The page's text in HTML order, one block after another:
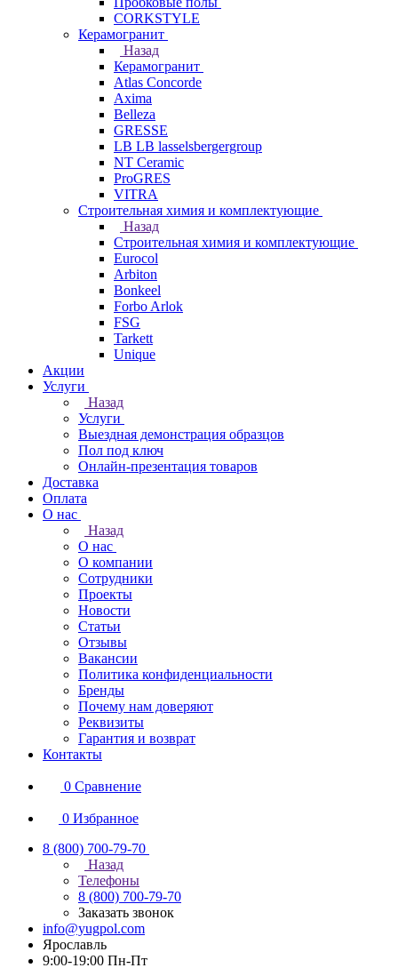
CORKSTYLE
Керамогранит
Назад
Керамогранит
Atlas Concorde
Axima
Belleza
GRESSE
LB LB lasselsbergergroup
NT Ceramic
ProGRES
VITRA
Строительная химия и комплектующие
Назад
Строительная химия и комплектующие
Eurocol
Arbiton
Bonkeel
Forbo Arlok
FSG
Tarkett
Unique
Акции
Услуги
Назад
Услуги
Выездная демонстрация образцов
Пол под ключ
Онлайн-презентация товаров
Доставка
Оплата
О нас
Назад
О нас
О компании
Сотрудники
Проекты
Новости
Статьи
Отзывы
Вакансии
Политика конфиденциальности
Бренды
Почему нам доверяют
Реквизиты
Гарантия и возврат
Контакты
0 Сравнение
0 Избранное
8 (800) 700-79-70
Назад
Телефоны
8 (800) 700-79-70
Заказать звонок
info@yugpol.com
Ярославль
9:00-19:00 Пн-Пт